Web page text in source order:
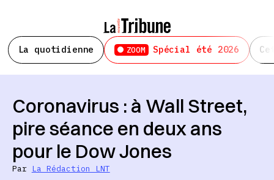
La quotidienne ZOOM Spécial été 2026
Coronavirus : à Wall Street,
pire séance en deux ans
pour le Dow Jones
Par La Rédaction LNT